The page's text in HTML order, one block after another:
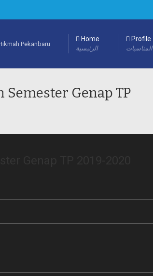
Home
الرئيسية
Profile
المناسبات
Genap TP